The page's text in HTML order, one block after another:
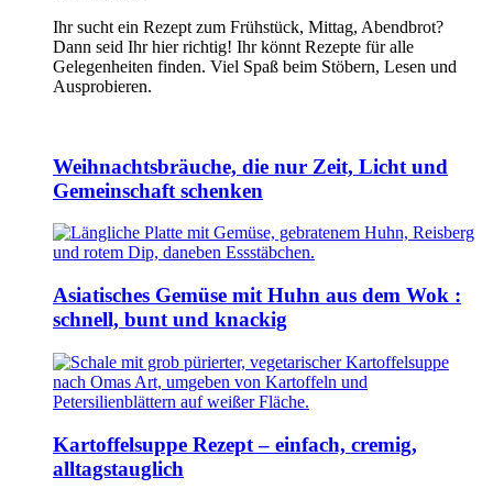
Ihr sucht ein Rezept zum Frühstück, Mittag, Abendbrot?
Dann seid Ihr hier richtig! Ihr könnt Rezepte für alle
Gelegenheiten finden. Viel Spaß beim Stöbern, Lesen und
Ausprobieren.
Weihnachtsbräuche, die nur Zeit, Licht und
Gemeinschaft schenken
Asiatisches Gemüse mit Huhn aus dem Wok :
schnell, bunt und knackig
Kartoffelsuppe Rezept – einfach, cremig,
alltagstauglich